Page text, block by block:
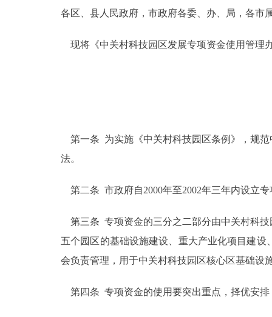
政民互动
12345网上接诉即办
参与调查
走进北京
北京概况
各区、县人民政府，市政府各委、办、局，各市
现将《中关村科技园区发展专项资金使用管理
第一条 为实施《中关村科技园区条例》，规范
法。
第二条 市政府自2000年至2002年三年内设立
第三条 专项资金的三分之二部分由中关村科技
五个园区的基础设施建设、重大产业化项目建
会负责管理，用于中关村科技园区核心区基础设
第四条 专项资金的使用要突出重点，择优安排